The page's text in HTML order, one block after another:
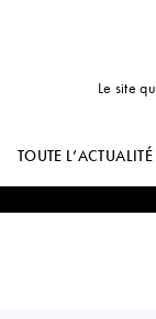
Le site
TOUTE L’ACTUALITÉ